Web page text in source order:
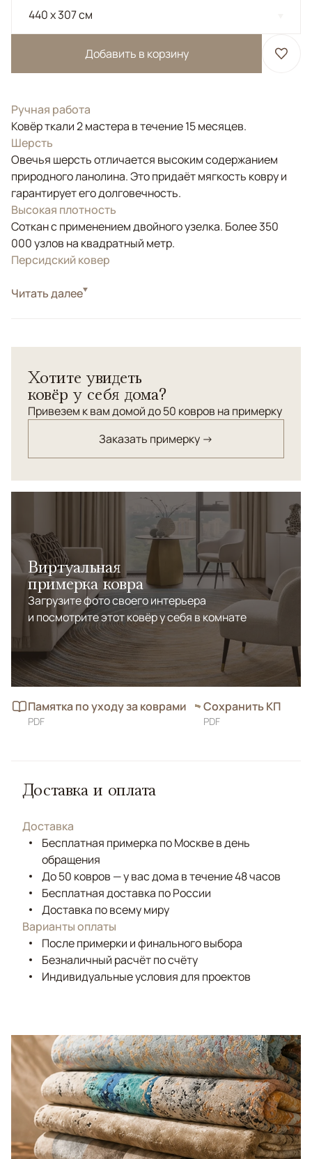
440 x 307 см
Добавить в корзину
Ручная работа
Ковёр ткали 2 мастера в течение 15 месяцев.
Шерсть
Овечья шерсть отличается высоким содержанием
природного ланолина. Это придаёт мягкость ковру и
гарантирует его долговечность.
Высокая плотность
Соткан с применением двойного узелка. Более 350
000 узлов на квадратный метр.
Персидский ковер
СтильКлассические
Читать далее
Хотите увидеть
ковёр у себя дома?
Привезем к вам домой до 50 ковров на примерку
Заказать примерку →
Виртуальная
примерка ковра
Загрузите фото своего интерьера
и посмотрите этот ковёр у себя в комнате
Памятка по уходу за коврами
PDF
Сохранить КП
PDF
Доставка и оплата
Доставка
Бесплатная примерка по Москве в день
обращения
До 50 ковров — у вас дома в течение 48 часов
Бесплатная доставка по России
Доставка по всему миру
Варианты оплаты
После примерки и финального выбора
Безналичный расчёт по счёту
Индивидуальные условия для проектов